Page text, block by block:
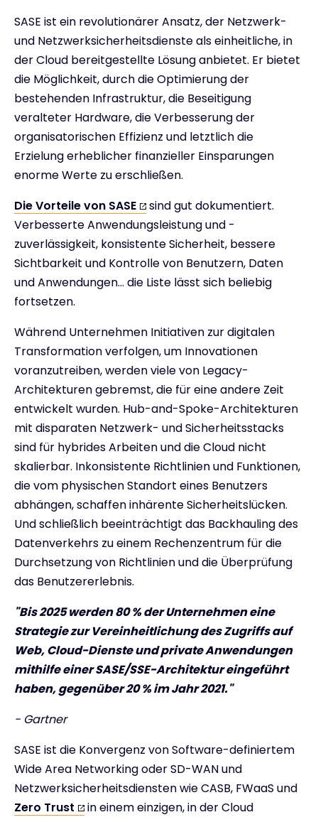
SASE ist ein revolutionärer Ansatz, der Netzwerk-
und Netzwerksicherheitsdienste als einheitliche, in
der Cloud bereitgestellte Lösung anbietet. Er bietet
die Möglichkeit, durch die Optimierung der
bestehenden Infrastruktur, die Beseitigung
veralteter Hardware, die Verbesserung der
organisatorischen Effizienz und letztlich die
Erzielung erheblicher finanzieller Einsparungen
enorme Werte zu erschließen.
Die Vorteile von SASE
sind gut dokumentiert.
Verbesserte Anwendungsleistung und -
zuverlässigkeit, konsistente Sicherheit, bessere
Sichtbarkeit und Kontrolle von Benutzern, Daten
und Anwendungen... die Liste lässt sich beliebig
fortsetzen.
Während Unternehmen Initiativen zur digitalen
Transformation verfolgen, um Innovationen
voranzutreiben, werden viele von Legacy-
Architekturen gebremst, die für eine andere Zeit
entwickelt wurden. Hub-and-Spoke-Architekturen
mit disparaten Netzwerk- und Sicherheitsstacks
sind für hybrides Arbeiten und die Cloud nicht
skalierbar. Inkonsistente Richtlinien und Funktionen,
die vom physischen Standort eines Benutzers
abhängen, schaffen inhärente Sicherheitslücken.
Und schließlich beeinträchtigt das Backhauling des
Datenverkehrs zu einem Rechenzentrum für die
Durchsetzung von Richtlinien und die Überprüfung
das Benutzererlebnis.
"Bis 2025 werden 80 % der Unternehmen eine
Strategie zur Vereinheitlichung des Zugriffs auf
Web, Cloud-Dienste und private Anwendungen
mithilfe einer SASE/SSE-Architektur eingeführt
haben, gegenüber 20 % im Jahr 2021."
- Gartner
SASE ist die Konvergenz von Software-definiertem
Wide Area Networking oder SD-WAN und
Netzwerksicherheitsdiensten wie CASB, FWaaS und
Zero Trust
in einem einzigen, in der Cloud